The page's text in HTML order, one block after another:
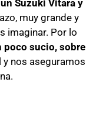
un Suzuki Vitara y
muy grande y
imaginar. Por lo
poco sucio, sobre
y nos aseguramos